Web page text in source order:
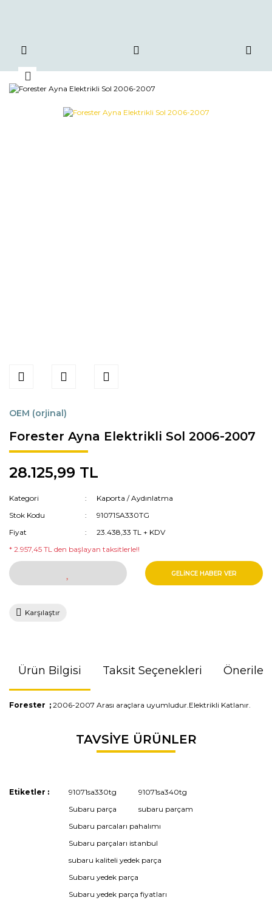
OEM (orjinal)
Forester Ayna Elektrikli Sol 2006-2007
28.125,99 TL
Kategori
Kaporta / Aydınlatma
Stok Kodu
91071SA330TG
Fiyat
23.438,33 TL + KDV
* 2.957,45 TL den başlayan taksitlerle!!
GELİNCE HABER VER
Karşılaştır
Ürün Bilgisi Taksit Seçenekleri
Forester ; 2006-2007 Arası araçlara uyumludur.Elektrikli Katlanır.
Bu ürünün fiyat bilgisi, resim, ürün açıklamalarında ve diğer
konularda yetersiz gördüğünüz noktaları öneri formunu
TAVSİYE ÜRÜNLER
Etiketler : 91071sa330tg
91071sa340tg
Subaru parça
subaru parçam
Subaru parcaları pahalımı
Subaru parçaları istanbul
subaru kaliteli yedek parça
Subaru yedek parça
Subaru yedek parça fiyatları